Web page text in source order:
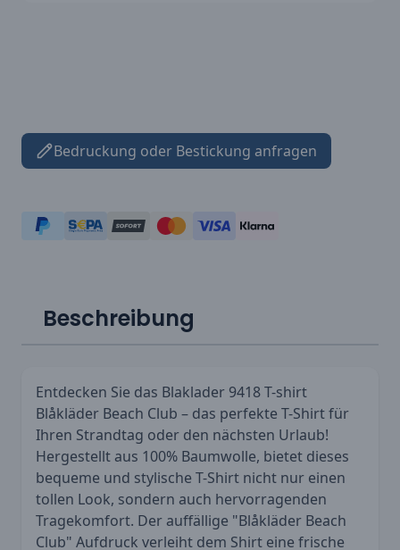
Bedruckung oder Bestickung anfragen
Beschreibung
Entdecken Sie das Blaklader 9418 T-shirt
Blåkläder Beach Club – das perfekte T-Shirt für
Ihren Strandtag oder den nächsten Urlaub!
Hergestellt aus 100% Baumwolle, bietet dieses
bequeme und stylische T-Shirt nicht nur einen
tollen Look, sondern auch hervorragenden
Tragekomfort. Der auffällige "Blåkläder Beach
Club" Aufdruck verleiht dem Shirt eine frische